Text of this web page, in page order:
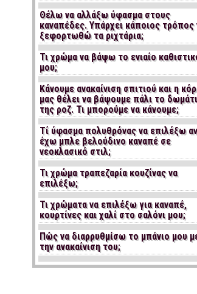
Θέλω να αλλάξω ύφασμα στους
καναπέδες. Υπάρχει κάποιος τρόπος
ξεφορτωθώ τα ριχτάρια;
Τι χρώμα να βάψω το ενιαίο
μου;
Κάνουμε ανακαίνιση σπιτιού και η
μας θέλει να βάψουμε πάλι το
της ροζ. Τι μπορούμε να κάνουμε;
Τί ύφασμα πολυθρόνας να επιλέξω αν
έχω μπλε βελούδινο καναπέ σε
νεοκλασικό στιλ;
Τι χρώμα τραπεζαρία κουζίνας να
επιλέξω;
Τι χρώματα να επιλέξω για καναπέ,
κουρτίνες και χαλί στο σαλόνι μου;
Πώς να διαρρυθμίσω το μπάνιο μου
την ανακαίνιση του;